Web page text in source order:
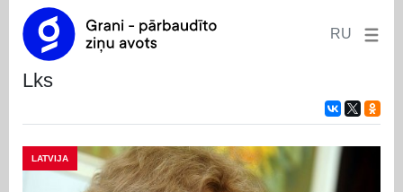
RU
lks
LATVIJA